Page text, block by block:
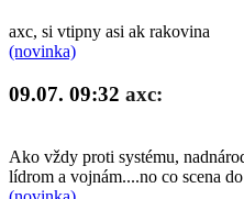
axc, si vtipny asi ak rakovina
(novinka)
09.07. 09:32 axc:
Ako vždy proti systému,
lídrom a vojnám....no co scena